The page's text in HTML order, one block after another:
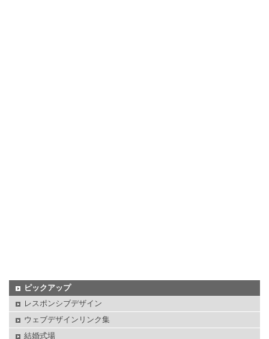
ピックアップ
レスポンシブデザイン
ウェブデザインリンク集
結婚式場